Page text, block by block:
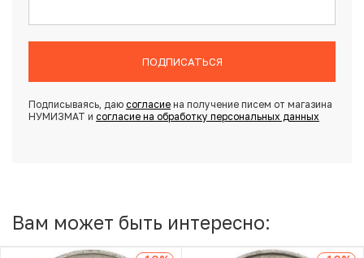
ПОДПИСАТЬСЯ
Подписываясь, даю согласиена получение писем от магазина
НУМИЗМАТ и согласие на обработку персональных данных
Вам может быть интересно: